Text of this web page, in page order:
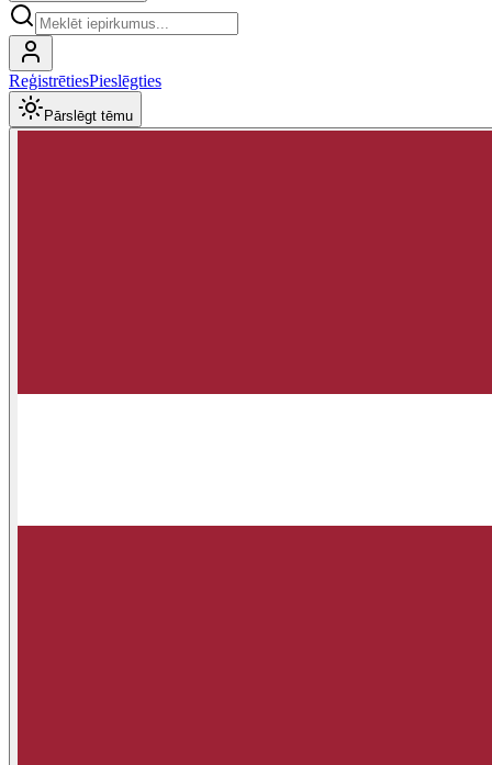
ReģistrētiesPieslēgties
Pārslēgt tēmu